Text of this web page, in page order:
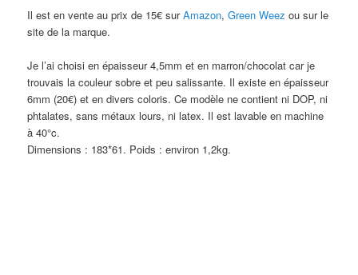
Il est en vente au prix de 15€ surAmazon,Green Weez ou sur le
site de la marque.
Je l’ai choisi en épaisseur 4,5mm et en marron/chocolat car je
trouvais la couleur sobre et peu salissante. Il existe en épaisseur
6mm (20€) et en divers coloris. Ce modèle ne contient ni DOP, ni
phtalates, sans métaux lours, ni latex. Il est lavable en machine
à 40°c.
Dimensions : 183*61. Poids : environ 1,2kg.